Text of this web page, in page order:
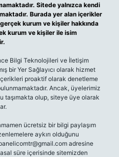
Sitede yalnızca kendi
Burada yer alan içerikler
kurum ve kişiler hakkında
kurum ve kişiler ile isim
Bilgi Teknolojileri ve İletişim
bir Yer Sağlayıcı olarak hizmet
proaktif olarak denetleme
Ancak, üyelerimiz
taşımakta olup, siteye üye olarak
ücretsiz bir bilgi paylaşım
aykırı olduğunu
adresine
süre içerisinde sitemizden